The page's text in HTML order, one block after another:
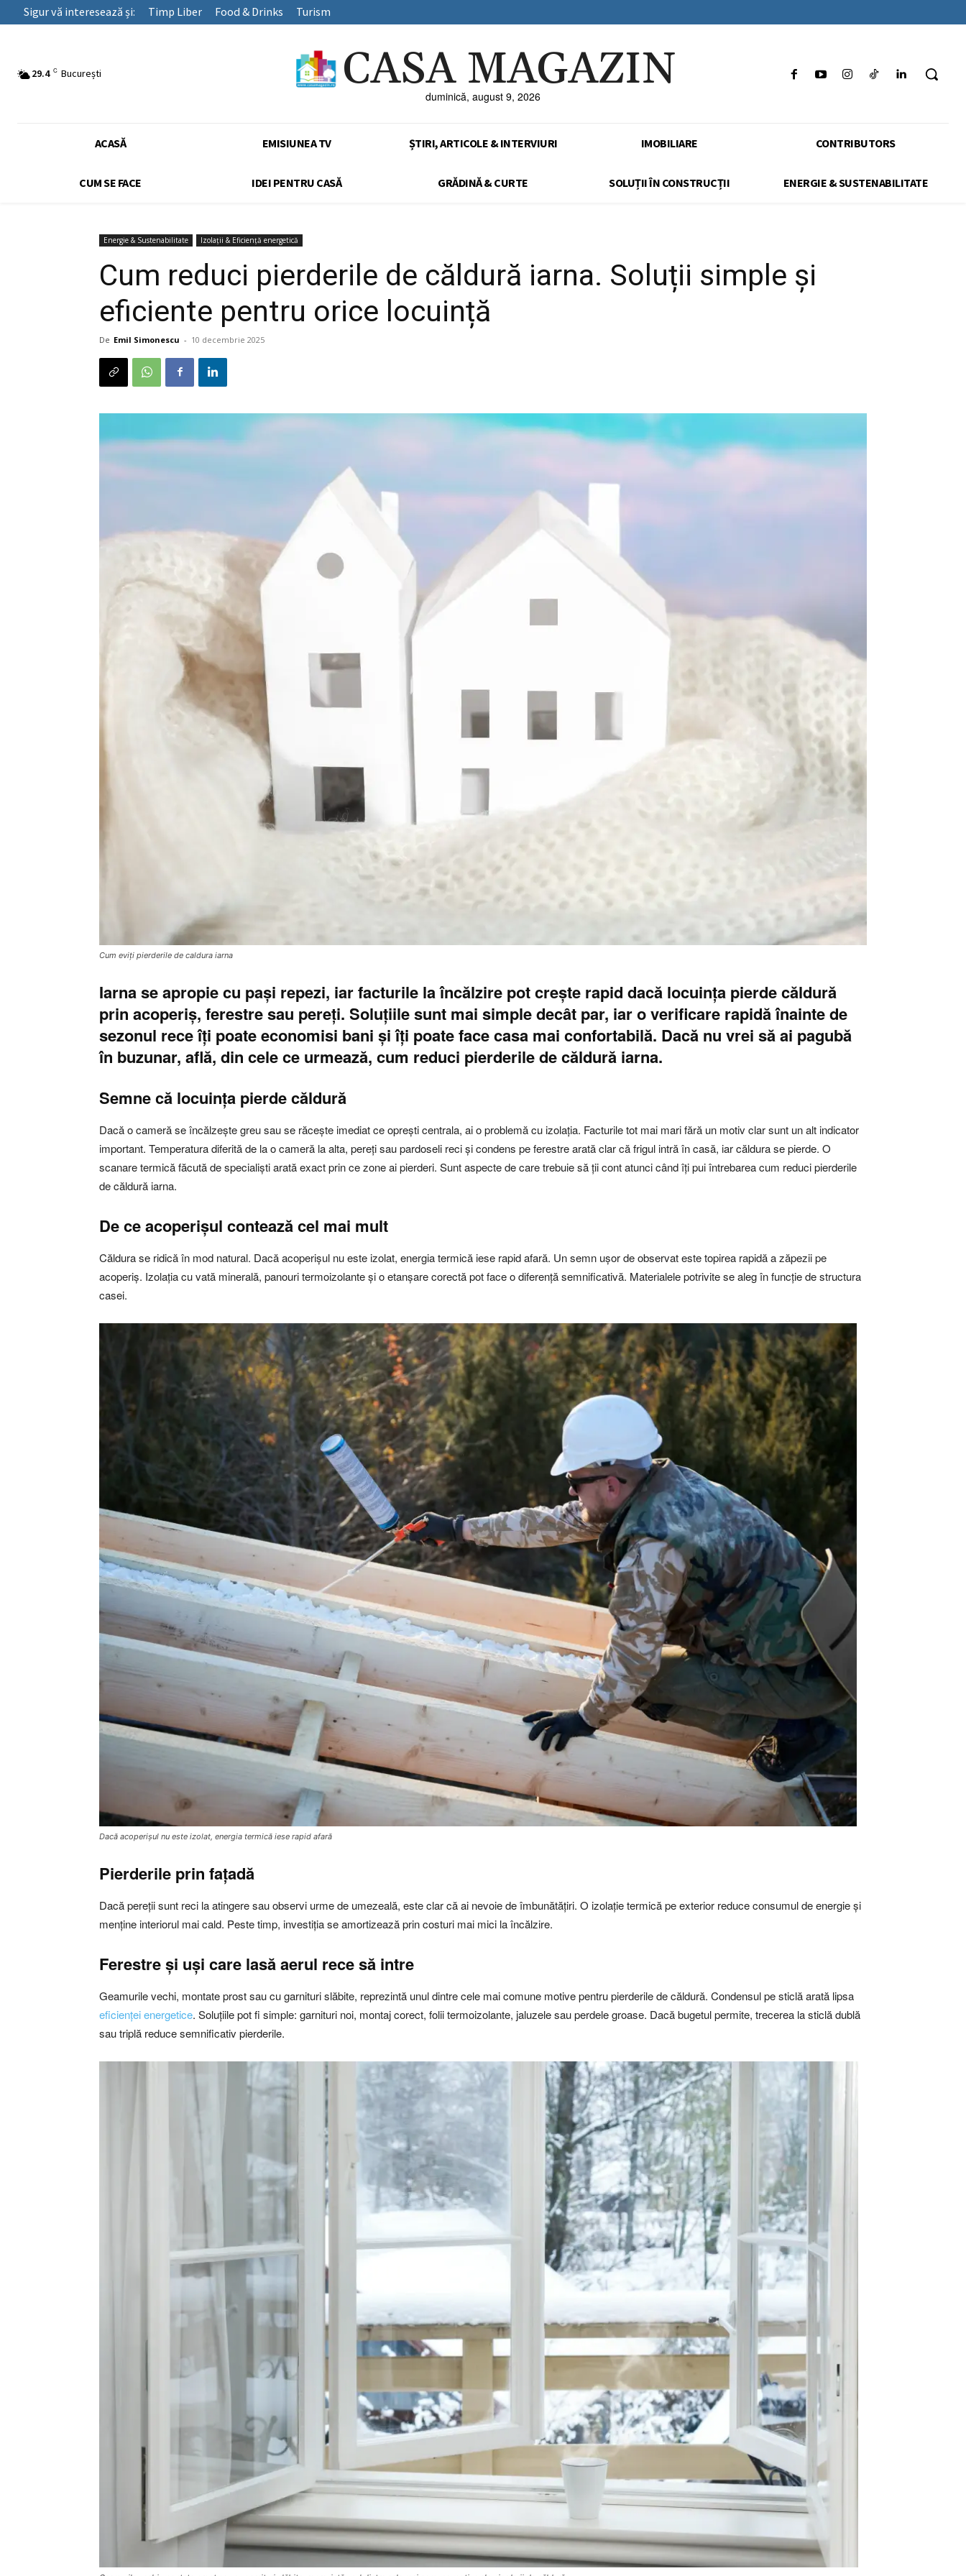
Sigur vă interesează și: Timp Liber Food & Drinks Turism
29.4 C București CASA MAGAZIN
duminică, august 9, 2026
ACASĂ EMISIUNEA TV ȘTIRI, ARTICOLE & INTERVIURI IMOBILIARE CONTRIBUTORS
CUM SE FACE IDEI PENTRU CASĂ GRĂDINĂ & CURTE SOLUȚII ÎN CONSTRUCȚII ENERGIE & SUSTENABILITATE
Energie & Sustenabilitate Izolații & Eficiență energetică
Cum reduci pierderile de căldură iarna. Soluții simple și
eficiente pentru orice locuință
De Emil Simonescu - 10 decembrie 2025
Cum eviți pierderile de caldura iarna
Iarna se apropie cu pași repezi, iar facturile la încălzire pot crește rapid dacă locuința pierde căldură
prin acoperiș, ferestre sau pereți. Soluțiile sunt mai simple decât par, iar o verificare rapidă înainte de
sezonul rece îți poate economisi bani și îți poate face casa mai confortabilă. Dacă nu vrei să ai pagubă
în buzunar, află, din cele ce urmează, cum reduci pierderile de căldură iarna.
Semne că locuința pierde căldură
Dacă o cameră se încălzește greu sau se răcește imediat ce oprești centrala, ai o problemă cu izolația. Facturile tot mai mari fără un motiv clar sunt un alt indicator
important. Temperatura diferită de la o cameră la alta, pereți sau pardoseli reci și condens pe ferestre arată clar că frigul intră în casă, iar căldura se pierde. O
scanare termică făcută de specialiști arată exact prin ce zone ai pierderi. Sunt aspecte de care trebuie să ții cont atunci când îți pui întrebarea cum reduci pierderile
de căldură iarna.
De ce acoperișul contează cel mai mult
Căldura se ridică în mod natural. Dacă acoperișul nu este izolat, energia termică iese rapid afară. Un semn ușor de observat este topirea rapidă a zăpezii pe
acoperiș. Izolația cu vată minerală, panouri termoizolante și o etanșare corectă pot face o diferență semnificativă. Materialele potrivite se aleg în funcție de structura
casei.
Dacă acoperișul nu este izolat, energia termică iese rapid afară
Pierderile prin fațadă
Dacă pereții sunt reci la atingere sau observi urme de umezeală, este clar că ai nevoie de îmbunătățiri. O izolație termică pe exterior reduce consumul de energie și
menține interiorul mai cald. Peste timp, investiția se amortizează prin costuri mai mici la încălzire.
Ferestre și uși care lasă aerul rece să intre
Geamurile vechi, montate prost sau cu garnituri slăbite, reprezintă unul dintre cele mai comune motive pentru pierderile de căldură. Condensul pe sticlă arată lipsa
eficienței energetice. Soluțiile pot fi simple: garnituri noi, montaj corect, folii termoizolante, jaluzele sau perdele groase. Dacă bugetul permite, trecerea la sticlă dublă
sau triplă reduce semnificativ pierderile.